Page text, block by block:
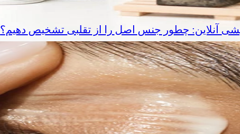
آنلاین: چطور جنس اصل را از تقلبی تشخیص دهیم؟